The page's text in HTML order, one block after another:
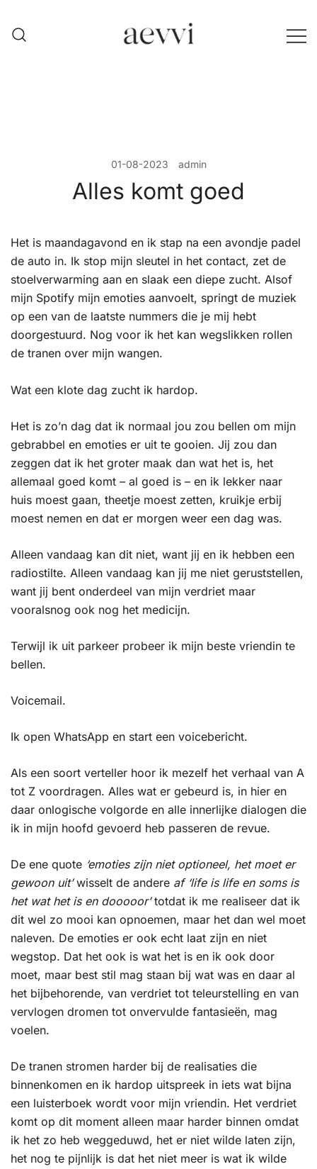
content
01-08-2023 admin
Alles komt goed
Het is maandagavond en ik stap na een avondje padel
de auto in. Ik stop mijn sleutel in het contact, zet de
stoelverwarming aan en slaak een diepe zucht. Alsof
mijn Spotify mijn emoties aanvoelt, springt de muziek
op een van de laatste nummers die je mij hebt
doorgestuurd. Nog voor ik het kan wegslikken rollen
de tranen over mijn wangen.
Wat een klote dag zucht ik hardop.
Het is zo’n dag dat ik normaal jou zou bellen om mijn
gebrabbel en emoties er uit te gooien. Jij zou dan
zeggen dat ik het groter maak dan wat het is, het
allemaal goed komt – al goed is – en ik lekker naar
huis moest gaan, theetje moest zetten, kruikje erbij
moest nemen en dat er morgen weer een dag was.
Alleen vandaag kan dit niet, want jij en ik hebben een
radiostilte. Alleen vandaag kan jij me niet geruststellen,
want jij bent onderdeel van mijn verdriet maar
vooralsnog ook nog het medicijn.
Terwijl ik uit parkeer probeer ik mijn beste vriendin te
bellen.
Voicemail.
Ik open WhatsApp en start een voicebericht.
Als een soort verteller hoor ik mezelf het verhaal van A
tot Z voordragen. Alles wat er gebeurd is, in hier en
daar onlogische volgorde en alle innerlijke dialogen die
ik in mijn hoofd gevoerd heb passeren de revue.
De ene quote ‘emoties zijn niet optioneel, het moet er
gewoon uit’wisselt de andere af ‘life is life en soms is
het wat het is en dooooor’totdat ik me realiseer dat ik
dit wel zo mooi kan opnoemen, maar het dan wel moet
naleven. De emoties er ook echt laat zijn en niet
wegstop. Dat het ook is wat het is en ik ook door
moet, maar best stil mag staan bij wat was en daar al
het bijbehorende, van verdriet tot teleurstelling en van
vervlogen dromen tot onvervulde fantasieën, mag
voelen.
De tranen stromen harder bij de realisaties die
binnenkomen en ik hardop uitspreek in iets wat bijna
een luisterboek wordt voor mijn vriendin. Het verdriet
komt op dit moment alleen maar harder binnen omdat
ik het zo heb weggeduwd, het er niet wilde laten zijn,
het nog te pijnlijk is dat het niet meer is wat ik wilde